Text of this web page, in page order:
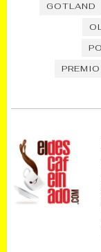
GOTLAND